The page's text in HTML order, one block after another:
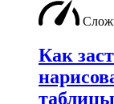
Как